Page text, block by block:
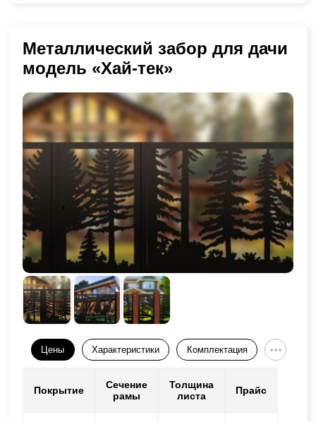
Металлический забор для дачи
модель «Хай-тек»
Цены Характеристики Комплектация
Покрытие
Сечение
рамы
Толщина
листа
Прайс